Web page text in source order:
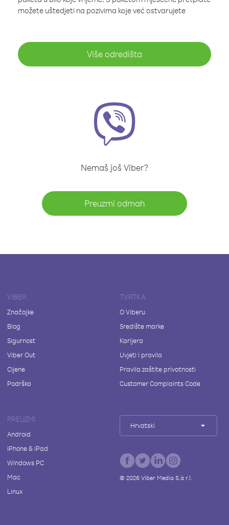
možete uštedjeti na pozivima koje već ostvarujete
Više odredišta
Nemaš još Viber?
Preuzmi odmah
VIBER
Značajke
Blog
Sigurnost
Viber Out
Cijene
Podrška
TVRTKA
O Viberu
Središte marke
Karijera
Uvjeti i pravila
Pravila zaštite privatnosti
Customer Complaints Code
PREUZMI
Android
iPhone & iPad
Windows PC
Mac
Linux
Hrvatski
© 2026Viber Media S.à r.l.